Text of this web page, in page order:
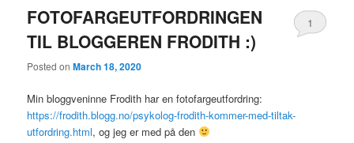
FOTOFARGEUTFORDRINGEN
TIL BLOGGEREN FRODITH :)
Posted onMarch 18, 2020
1
Min bloggveninne Frodith har en fotofargeutfordring:
https://frodith.blogg.no/psykolog-frodith-kommer-med-tiltak-
utfordring.html, og jeg er med på den